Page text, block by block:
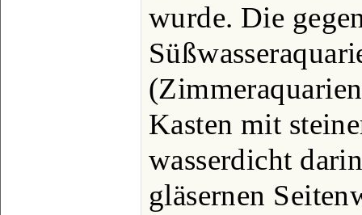
wurde. Die
Kasten mit
wasserdicht
gläsernen